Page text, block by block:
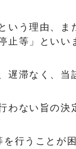
いう理由、ま
止等」といい
遅滞なく、当
ない旨の決
行うことが